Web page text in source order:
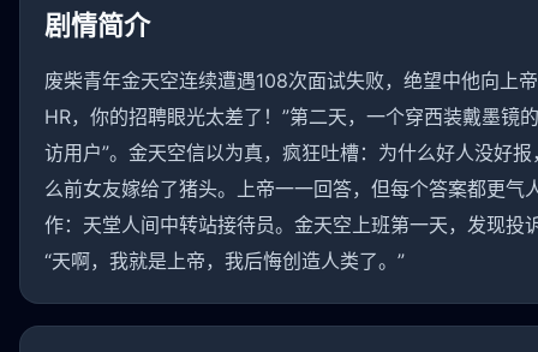
剧情简介
废柴青年金天空连续遭遇108次面试失败，绝望中他向上
HR，你的招聘眼光太差了！”第二天，一个穿西装戴墨镜
访用户”。金天空信以为真，疯狂吐槽：为什么好人没好
么前女友嫁给了猪头。上帝一一回答，但每个答案都更气
作：天堂人间中转站接待员。金天空上班第一天，发现投
“天啊，我就是上帝，我后悔创造人类了。”